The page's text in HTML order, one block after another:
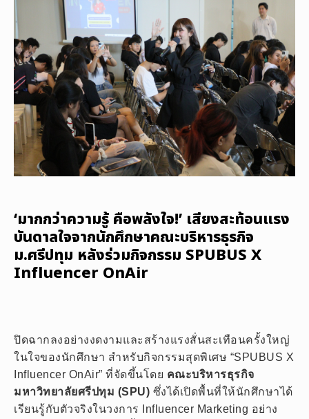
‘มากกว่าความรู้ คือพลังใจ!’ เสียงสะท้อนแรง
บันดาลใจจากนักศึกษาคณะบริหารธุรกิจ
ม.ศรีปทุม หลังร่วมกิจกรรม SPUBUS X
Influencer OnAir
ปิดฉากลงอย่างงดงามและสร้างแรงสั่นสะเทือนครั้งใหญ่
ในใจของนักศึกษา สำหรับกิจกรรมสุดพิเศษ “SPUBUS X
Influencer OnAir” ที่จัดขึ้นโดย คณะบริหารธุรกิจ
มหาวิทยาลัยศรีปทุม (SPU) ซึ่งได้เปิดพื้นที่ให้นักศึกษาได้
เรียนรู้กับตัวจริงในวงการ Influencer Marketing อย่าง